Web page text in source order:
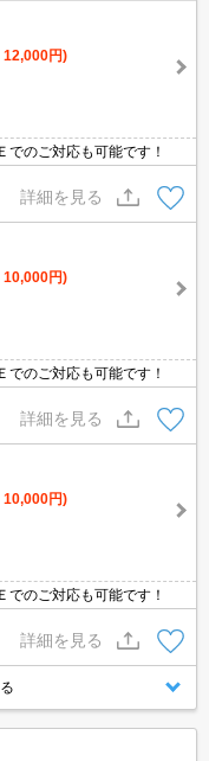
12,000円)
でのご対応も可能です！
詳細を見る
10,000円)
でのご対応も可能です！
詳細を見る
10,000円)
でのご対応も可能です！
詳細を見る